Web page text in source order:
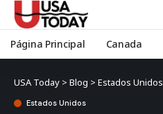
Página Principal Canada
USA Today > Blog > Estados Unidos
Estados Unidos